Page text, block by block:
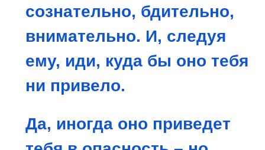
сознательно, бдительно,
внимательно. И, следуя
ему, иди, куда бы оно тебя
ни привело.
Да, иногда оно приведет